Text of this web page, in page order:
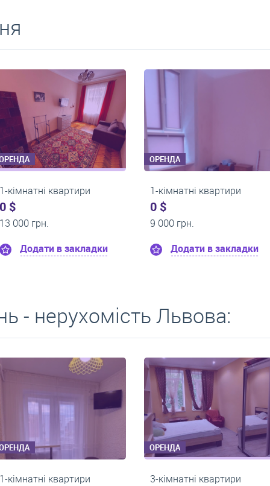
ОРЕНДА
1-кімнатні квартири
21 000 грн.
Додати в закладки
ОРЕНДА
1-кімнатні квартири
14 000 грн.
Додати в закладки
- нерухомість Львова:
ОРЕНДА
1-кімнатні квартири
ОРЕНДА
1-кімнатні квартири